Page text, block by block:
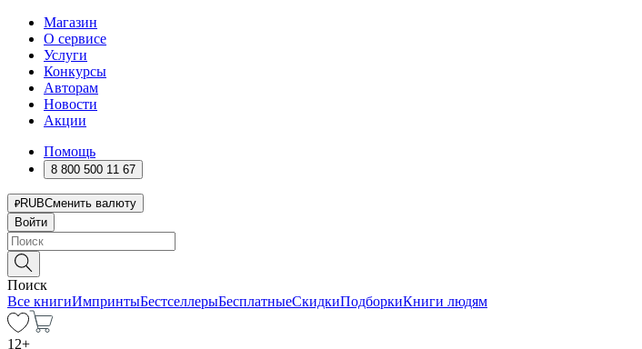
Магазин
О сервисе
Услуги
Конкурсы
Авторам
Новости
Акции
Помощь
8 800 500 11 67
RUBСменить валюту
Войти
Поиск
Все книгиИмпринтыБестселлерыБесплатныеСкидкиПодборкиКниги людям
12+